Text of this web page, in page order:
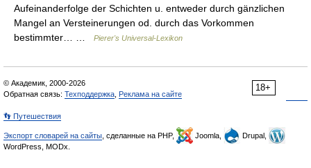
Aufeinanderfolge der Schichten u. entweder durch gänzlichen
Mangel an Versteinerungen od. durch das Vorkommen
bestimmter… …
Pierer's Universal-Lexikon
18+
© Академик, 2000-2026
Обратная связь: Техподдержка Реклама на сайте
👣 Путешествия
Экспорт словарей на сайты , сделанные на PHP, Joomla,
Drupal,
WordPress, MODx.